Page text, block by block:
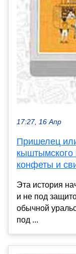
17:27, 16 Апр
Пришелец
кыштымского
конфеты и
Эта история
и не под
обычной
под ...